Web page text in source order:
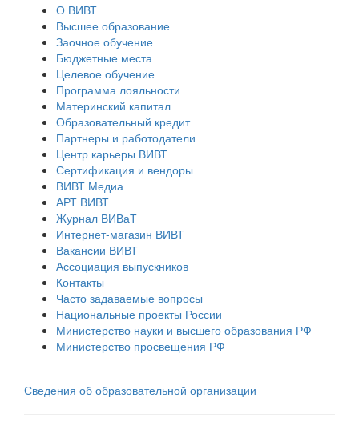
О ВИВТ
Высшее образование
Заочное обучение
Бюджетные места
Целевое обучение
Программа лояльности
Материнский капитал
Образовательный кредит
Партнеры и работодатели
Центр карьеры ВИВТ
Сертификация и вендоры
ВИВТ Медиа
АРТ ВИВТ
Журнал ВИВаТ
Интернет-магазин ВИВТ
Вакансии ВИВТ
Ассоциация выпускников
Контакты
Часто задаваемые вопросы
Национальные проекты России
Министерство науки и высшего образования РФ
Министерство просвещения РФ
Сведения об образовательной организации